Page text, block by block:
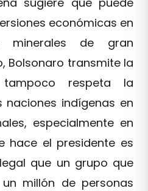
económicas en
minerales de gran
Bolsonaro transmite la
respeta la
naciones indígenas en
especialmente en
hace el presidente es
que un grupo que
millón de personas